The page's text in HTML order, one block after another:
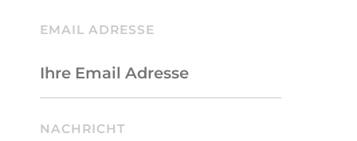
BITTE LASSE DIESES FELD LEER.
EMAIL ADRESSE
NACHRICHT